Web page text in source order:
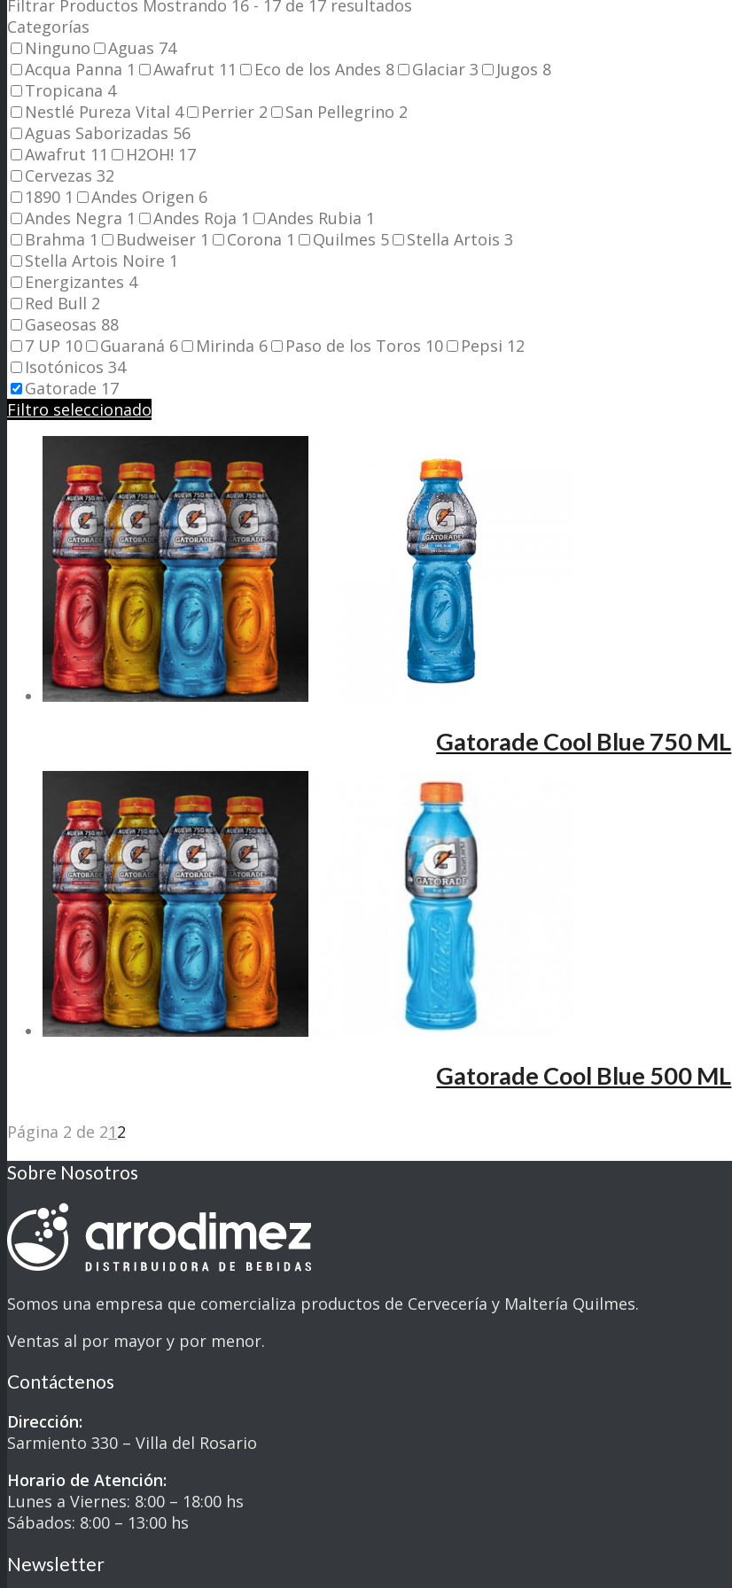
Filtrar Productos Mostrando 16 - 17 de 17 resultados
Categorías
Ninguno
Aguas 74
Acqua Panna 1 Awafrut 11 Eco de los Andes 8 Glaciar 3 Jugos 8
Tropicana 4
Nestlé Pureza Vital 4 Perrier 2 San Pellegrino 2
Aguas Saborizadas 56
Awafrut 11 H2OH! 17
Cervezas 32
1890 1 Andes Origen 6
Andes Negra 1 Andes Roja 1 Andes Rubia 1
Brahma 1 Budweiser 1 Corona 1 Quilmes 5 Stella Artois 3
Stella Artois Noire 1
Energizantes 4
Red Bull 2
Gaseosas 88
7 UP 10 Guaraná 6 Mirinda 6 Paso de los Toros 10 Pepsi 12
Isotónicos 34
Gatorade 17
Filtro seleccionado
Gatorade Cool Blue 750 ML
Gatorade Cool Blue 500 ML
Página 2 de 212
Sobre Nosotros
Somos una empresa que comercializa productos de Cervecería y Maltería Quilmes.
Ventas al por mayor y por menor.
Contáctenos
Dirección:
Sarmiento 330 – Villa del Rosario
Horario de Atención:
Lunes a Viernes: 8:00 – 18:00 hs
Sábados: 8:00 – 13:00 hs
Newsletter